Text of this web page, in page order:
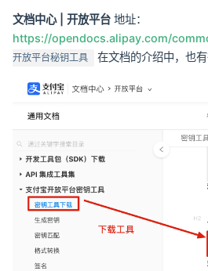
文档中心 | 开放平台 地址：
https://opendocs.alipay.com/
开放平台秘钥工具
在文档的介绍中，也有